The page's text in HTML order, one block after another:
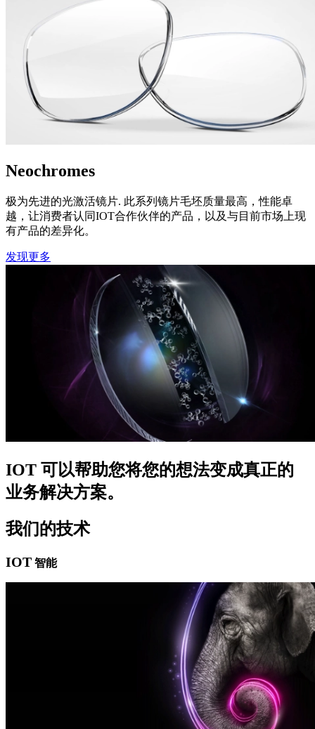
Neochromes
极为先进的光激活镜片. 此系列镜片毛坯质量最高，性能卓
越，让消费者认同IOT合作伙伴的产品，以及与目前市场上现
有产品的差异化。
发现更多
IOT 可以帮助您将您的想法变成真正的
业务解决方案。
我们的技术
IOT 智能